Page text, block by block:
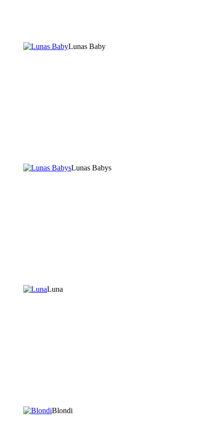
Lunas Baby
Lunas Babys
Luna
Blondi